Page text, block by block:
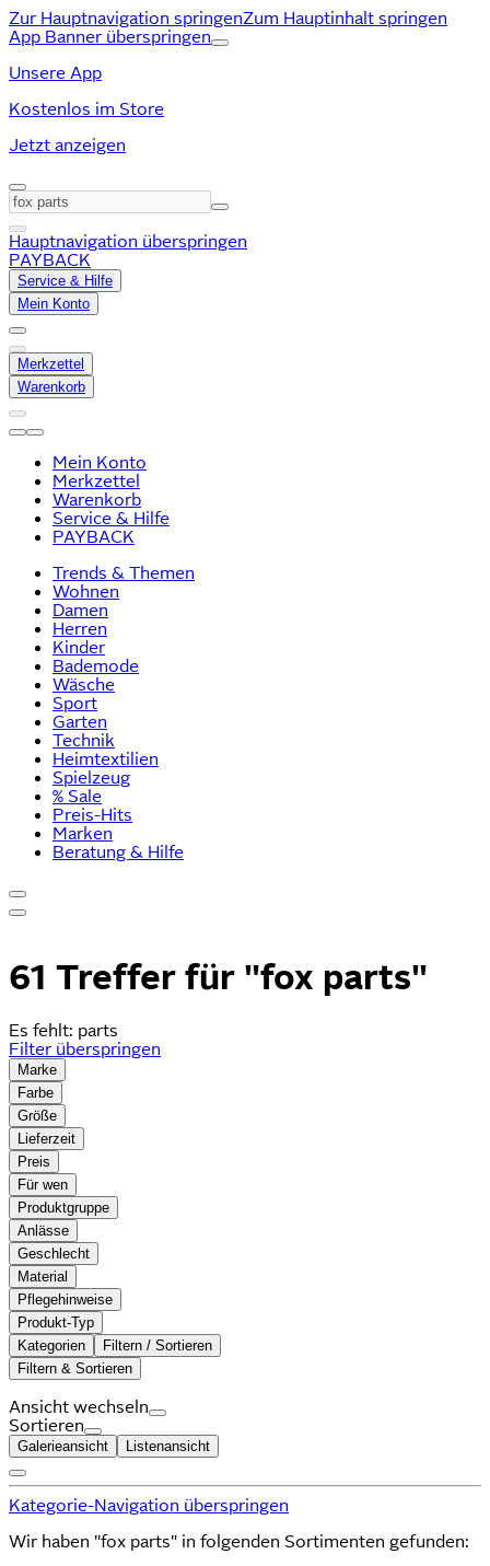
Zur Hauptnavigation springenZum Hauptinhalt springen
App Banner überspringen
Unsere App
Kostenlos im Store
Jetzt anzeigen
Hauptnavigation überspringen
PAYBACK
Service & Hilfe
Mein Konto
Merkzettel
Warenkorb
Mein Konto
Merkzettel
Warenkorb
Service & Hilfe
PAYBACK
Trends & Themen
Wohnen
Damen
Herren
Kinder
Bademode
Wäsche
Sport
Garten
Technik
Heimtextilien
Spielzeug
% Sale
Preis-Hits
Marken
Beratung & Hilfe
61 Treffer für "fox parts"
Es fehlt: parts
Filter überspringen
Marke
Farbe
Größe
Lieferzeit
Preis
Für wen
Produktgruppe
Anlässe
Geschlecht
Material
Pflegehinweise
Produkt-Typ
Kategorien
Filtern / Sortieren
Filtern & Sortieren
Ansicht wechseln
Sortieren
Galerieansicht Listenansicht
Kategorie-Navigation überspringen
Wir haben "fox parts" in folgenden Sortimenten gefunden: